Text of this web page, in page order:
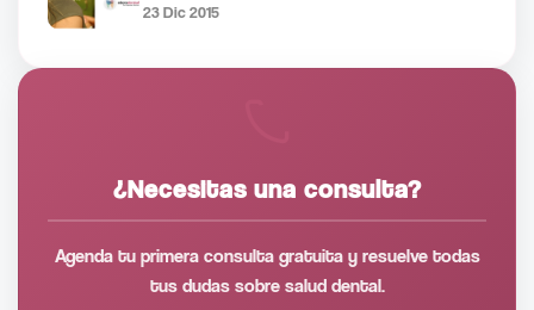
23 Dic 2015
¿Necesitas una consulta?
Agenda tu primera consulta gratuita y resuelve todas
tus dudas sobre salud dental.